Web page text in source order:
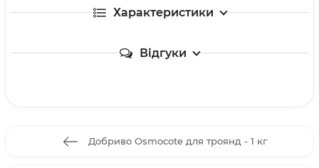
Характеристики
Відгуки
Добриво Osmocote для троянд - 1 кг